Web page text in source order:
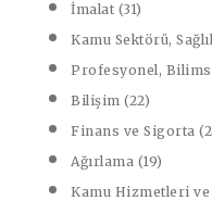
İmalat (31)
Kamu Sektörü,
Profesyonel,
Bilişim (22)
Finans ve Sigorta
Ağırlama (19)
Kamu Hizmetleri ve